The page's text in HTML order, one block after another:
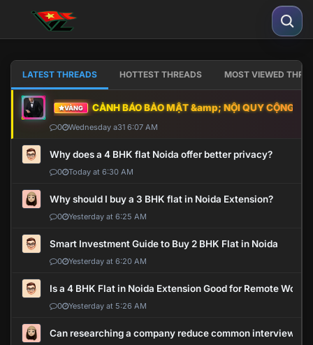
LATEST THREADS HOTTEST THREADS MOST VIEWED
VÀNG CẢNH BÁO BẢO MẬT &amp; NỘI QUY CỘNG
0 Wednesday a31 6:07 AM
Why does a 4 BHK flat Noida offer better privacy?
0 Today at 6:30 AM
Why should I buy a 3 BHK flat in Noida Extension?
0 Yesterday at 6:25 AM
Smart Investment Guide to Buy 2 BHK Flat in Noida
0 Yesterday at 6:20 AM
Is a 4 BHK Flat in Noida Extension Good for Remote Work?
0 Yesterday at 5:26 AM
Can researching a company reduce common interview